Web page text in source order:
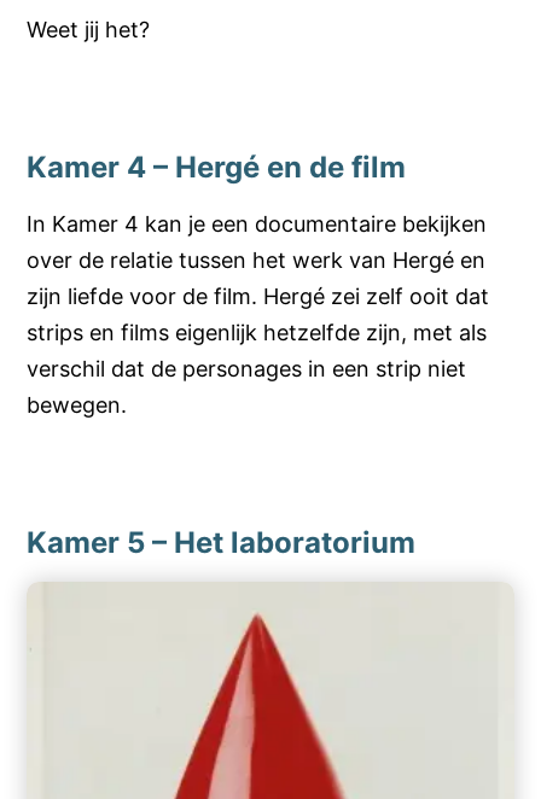
Weet jij het?
Kamer 4 – Hergé en de film
In Kamer 4 kan je een documentaire bekijken
over de relatie tussen het werk van Hergé en
zijn liefde voor de film. Hergé zei zelf ooit dat
strips en films eigenlijk hetzelfde zijn, met als
verschil dat de personages in een strip niet
bewegen.
Kamer 5 – Het laboratorium